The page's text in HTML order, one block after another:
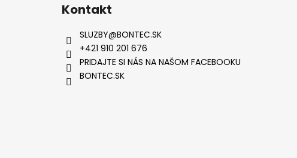
Kontakt
SLUZBY@BONTEC.SK
+421 910 201 676
PRIDAJTE SI NÁS NA NAŠOM FACEBOOKU
BONTEC.SK